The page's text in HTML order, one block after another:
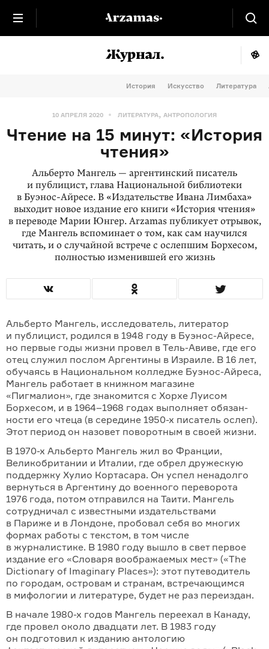
История Искусство Литература
10 АПРЕЛЯ 2020 ЛИТЕРАТУРА, АНТРОПОЛОГИЯ
Чтение на 15 минут: «История
чтения»
Альберто Мангель — аргентинский писатель
и публицист, глава Национальной библиотеки
в Буэнос-Айресе. В «Издательстве Ивана Лимбаха»
выходит новое издание его книги «История чтения»
в переводе Марии Юнгер. Arzamas публикует отрывок,
где Мангель вспоминает о том, как сам научился
читать, и о случайной встрече с ослепшим Борхесом,
полностью изменившей его жизнь
Альберто Мангель, исследователь, литератор
и публицист, родился в 1948 году в Буэнос-Айресе,
но первые годы жизни провел в Тель-Авиве, где его
отец служил послом Аргентины в Израиле. В 16 лет,
обучаясь в Наци­ональном кол­ледже Буэнос-Айреса,
Мангель работает в книжном магазине
«Пигмалион», где знако­мится с Хорхе Луисом
Борхесом, и в 1964–1968 годах выполняет обязан­
ности его чтеца (в середине 1950-х писа­тель ослеп).
Этот период он назовет пово­ротным в своей жизни.
В 1970-х Альберто Мангель жил во Фран­ции,
Великобритании и Италии, где обрел дружескую
поддержку Хулио Кортасара. Он успел ненадолго
вернуться в Аргентину до воен­ного переворота
1976 года, потом отпра­вился на Таити. Мангель
сотрудничал с известными издательствами
в Париже и в Лондоне, пробовал себя во многих
формах работы с текстом, в том числе
в журналистике. В 1980 году вышло в свет первое
издание его «Словаря вообра­жаемых мест» («The
Dictionary of Imaginary Places»): этот путеводи­тель
по го­ро­­дам, островам и странам, встречаю­щимся
в мифологии и лите­ра­туре, будет не раз переиздан.
В начале 1980-х годов Мангель переехал в Канаду,
где провел около двад­цати лет. В 1983 году
он подготовил к изданию антологию